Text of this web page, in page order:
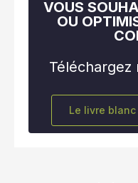
VOUS
OU
Le livre